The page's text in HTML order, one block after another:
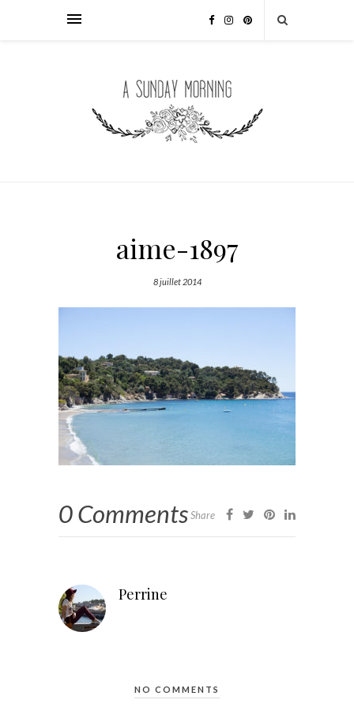
aime-1897
8 juillet 2014
0 CommentsShare
Perrine
NO COMMENTS